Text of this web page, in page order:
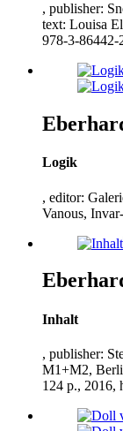
, publisher:
text: Louisa
978-3-86442-
Logik
, editor:
Vanous,
Inhalt
, publisher:
M1+M2,
124 p., 2016,